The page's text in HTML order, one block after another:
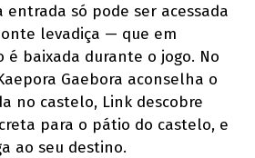
entrada só pode ser acessada
levadiça — que em
é baixada durante o jogo. No
Gaebora aconselha o
no castelo, Link descobre
para o pátio do castelo, e
ao seu destino.